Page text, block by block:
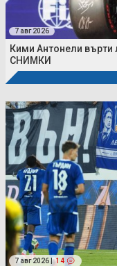
7 авг 2026
Кими Антонели
СНИМКИ
7 авг 2026 | 14